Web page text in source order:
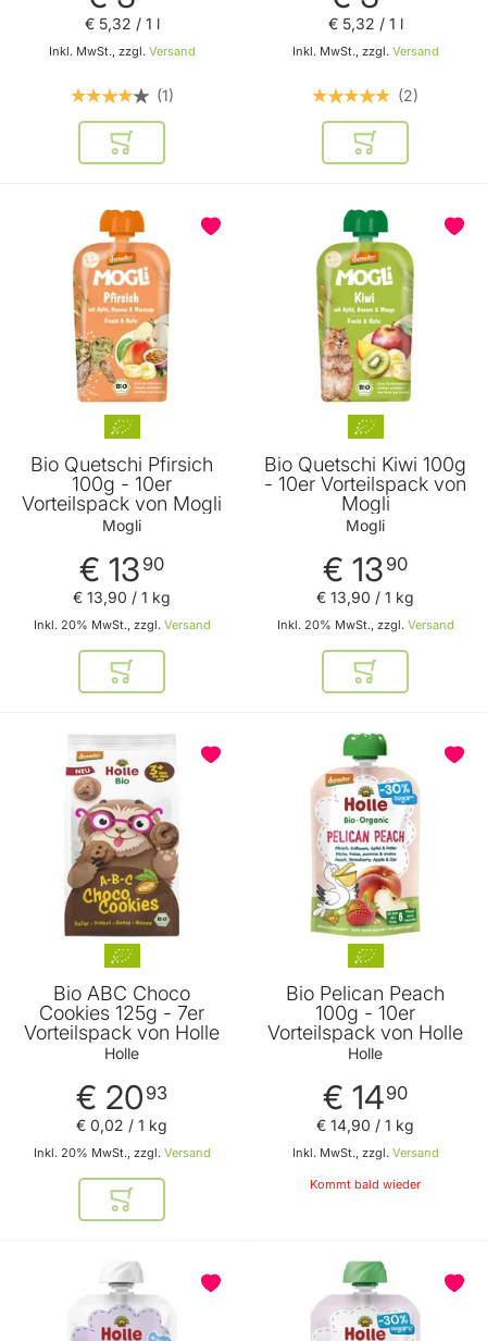
Höllinger Juice
Inkl. MwSt., zzgl. Versand
€ 5,32 / 1 l
1
In den Warenkorb
Höllinger Juice
Inkl. MwSt., zzgl. Versand
€ 5,32 / 1 l
2
In den
Bio Quetschi Pfirsich
100g - 10er
Vorteilspack von Mogli
Mogli
€ 13 90
Inkl. 20% MwSt., zzgl. Versand
€ 13,90 / 1 kg
In den Warenkorb
Bio Quetschi Kiwi 100g
- 10er Vorteilspack von
Mogli
Mogli
€ 13 90
Inkl. 20% MwSt., zzgl. Versand
€ 13,90 / 1 kg
In den
Bio ABC Choco
Cookies 125g - 7er
Vorteilspack von Holle
Holle
€ 20 93
Inkl. 20% MwSt., zzgl. Versand
€ 0,02 / 1 kg
In den Warenkorb
Bio Pelican Peach
100g - 10er
Vorteilspack von Holle
Holle
€ 1490
Inkl. MwSt., zzgl. Versand
€ 14,90 / 1 kg
Kommt bald wieder